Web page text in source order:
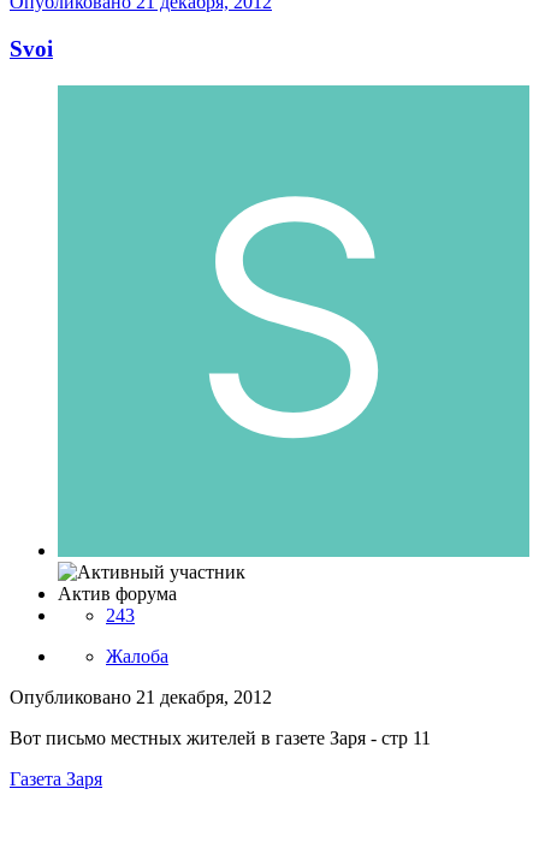
Svoi
Актив форума
243
Жалоба
Опубликовано 21 декабря, 2012
Вот письмо местных жителей в газете Заря - стр 11
Газета Заря